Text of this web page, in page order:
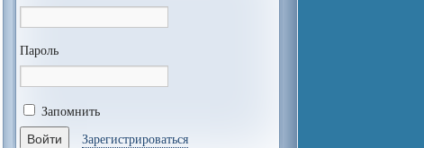
Пароль
Запомнить
Зарегистрироваться